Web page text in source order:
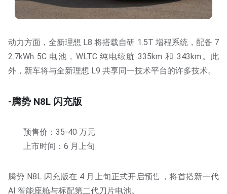
动力方面，全新理想 L8 将搭载自研 1.5T 增程系统，配备 7
2.7kWh 5C 电池，WLTC 纯电续航 335km 和 343km。此
外，新车将与全新理想 L9 共享同一技术平台的许多技术。
-腾势 N8L 闪充版
预售价：35-40 万元
上市时间：6 月上旬
腾势 N8L 闪充版在 4 月上旬正式开启预售，将首搭新一代
AI 智能座舱与标配第二代刀片电池。